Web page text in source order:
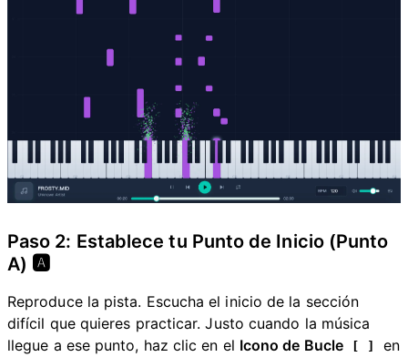
Paso 2: Establece tu Punto de Inicio (Punto
A) 🅰️
Reproduce la pista. Escucha el inicio de la sección
difícil que quieres practicar. Justo cuando la música
llegue a ese punto, haz clic en el Icono de Bucle [ ]
en